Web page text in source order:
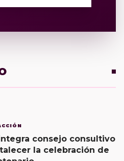
consejo consultivo
la celebración de